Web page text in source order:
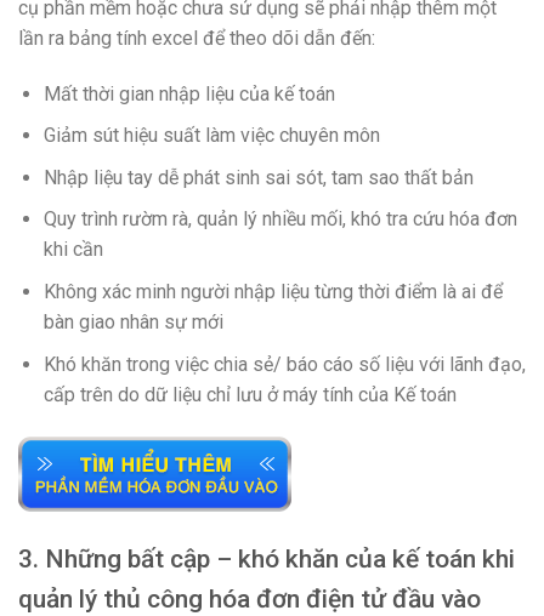
cụ phần mềm hoặc chưa sử dụng sẽ phải nhập thêm một
lần ra bảng tính excel để theo dõi dẫn đến:
Mất thời gian nhập liệu của kế toán
Giảm sút hiệu suất làm việc chuyên môn
Nhập liệu tay dễ phát sinh sai sót, tam sao thất bản
Quy trình rườm rà, quản lý nhiều mối, khó tra cứu hóa đơn
khi cần
Không xác minh người nhập liệu từng thời điểm là ai để
bàn giao nhân sự mới
Khó khăn trong việc chia sẻ/ báo cáo số liệu với lãnh đạo,
cấp trên do dữ liệu chỉ lưu ở máy tính của Kế toán
3. Những bất cập – khó khăn của kế toán khi
quản lý thủ công hóa đơn điện tử đầu vào